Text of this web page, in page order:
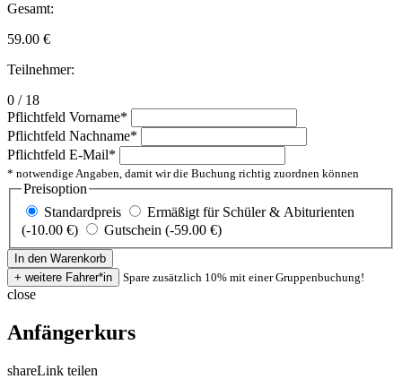
Gesamt:
59.00 €
Teilnehmer:
0 / 18
Pflichtfeld Vorname*
Pflichtfeld Nachname*
Pflichtfeld E-Mail*
* notwendige Angaben, damit wir die Buchung richtig zuordnen können
Preisoption
Standardpreis
Ermäßigt für Schüler & Abiturienten
(-10.00 €)
Gutschein (-59.00 €)
Spare zusätzlich 10% mit einer Gruppenbuchung!
close
Anfängerkurs
shareLink teilen